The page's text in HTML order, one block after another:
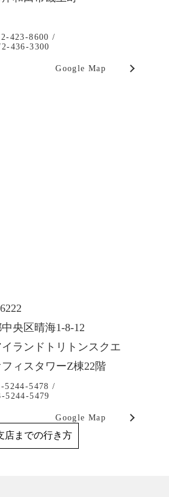
423-8600 /
436-3300
Google Map
央区晴海1-8-12
ランドトリトンスクエ
ィスタワーZ棟22階
5244-5478 /
5244-5479
Google Map
店までの行き方